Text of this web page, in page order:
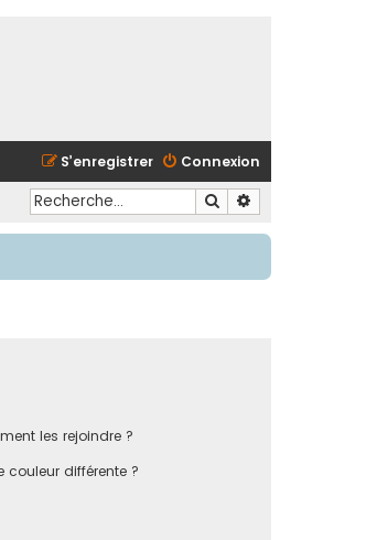
Connexion
S’enregistrer
Rechercher
les rejoindre ?
différente ?